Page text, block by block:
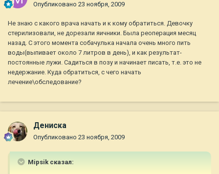
Опубликовано 23 ноября, 2009
Не знаю с какого врача начать и к кому обратиться. Девочку
стерилизовали, не дорезали яичники. Была реоперация месяц
назад. С этого момента собачулька начала очень много пить
воды(выпивает около 7 литров в день), и как результат-
постоянные лужи. Садиться в позу и начинает писать, т.е. это не
недержание. Куда обратиться, с чего начать
лечение\обследование?
Дениска
Опубликовано 23 ноября, 2009
Mipsik сказал: